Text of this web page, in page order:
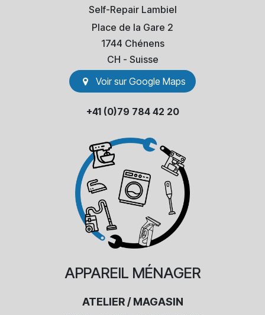
Self-Repair Lambiel
Place de la Gare 2
1744 Chénens
​CH - Suisse
Voir sur Go​​ogle Maps
+41 (0)79 784 42 20
APPAREIL MÉNAGER
ATELIER / MAGASIN